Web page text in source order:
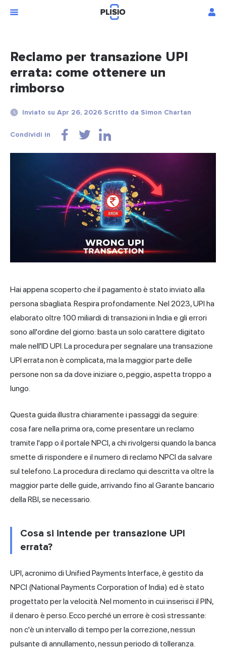
Reclamo per transazione UPI
errata: come ottenere un
rimborso
Inviato su Apr 26, 2026 Scritto da Simon Chartan
Condividi in
Hai appena scoperto che il pagamento è stato inviato alla
persona sbagliata. Respira profondamente. Nel 2023, UPI ha
elaborato oltre 100 miliardi di transazioniin India e gli errori
sono all'ordine del giorno: basta un solo carattere digitato
male nell'ID UPI. La procedura per segnalare una transazione
UPI errata non è complicata, ma la maggior parte delle
persone non sa da dove iniziare o, peggio, aspetta troppo a
lungo.
Questa guida illustra chiaramente i passaggi da seguire:
cosa fare nella prima ora, come presentare un reclamo
tramite l'app o il portale NPCI, a chi rivolgersi quando la banca
smette di rispondere e il numero di reclamo NPCI da salvare
sul telefono. La procedura di reclamo qui descritta va oltre la
maggior parte delle guide, arrivando fino al Garante bancario
della RBI, se necessario.
Cosa si intende per transazione UPI
errata?
UPI, acronimo di Unified Payments Interface, è gestito da
NPCI (National Payments Corporation of India) ed è stato
progettato per la velocità. Nel momento in cui inserisci il PIN,
il denaro è perso. Ecco perché un errore è così stressante:
non c'è un intervallo di tempo per la correzione, nessun
pulsante di annullamento, nessun periodo di tolleranza.